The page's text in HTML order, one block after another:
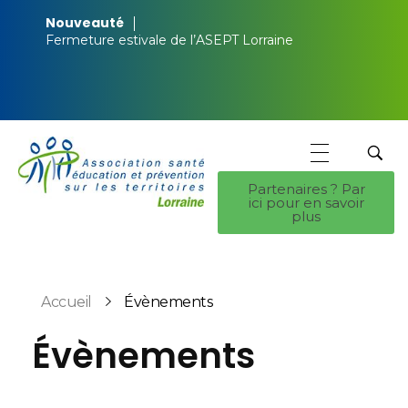
Nouveauté
Fermeture estivale de l’ASEPT Lorraine
Partenaires ? Par
ici pour en savoir
plus
Accueil Évènements
Évènements